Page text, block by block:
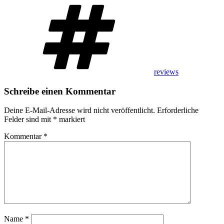
reviews
Schreibe einen Kommentar
Deine E-Mail-Adresse wird nicht veröffentlicht. Erforderliche
Felder sind mit * markiert
Kommentar *
Name *